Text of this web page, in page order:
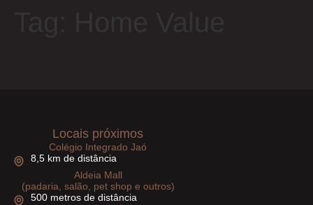
Locais próximos
Colégio Integrado Jaó
8,5 km de distância
Aldeia Mall
(padaria, salão, pet shop e outros)
500 metros de distância